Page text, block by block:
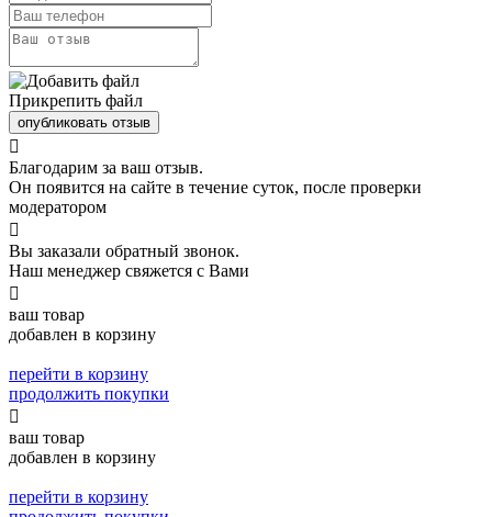
Прикрепить файл
опубликовать отзыв

Благодарим за ваш отзыв.
Он появится на сайте в течение суток, после проверки
модератором

Вы заказали обратный звонок.
Наш менеджер свяжется с Вами

ваш товар
добавлен в корзину
перейти в корзину
продолжить покупки

ваш товар
добавлен в корзину
перейти в корзину